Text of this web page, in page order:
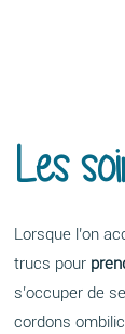
Les
Lorsque l’on
trucs pour
s’occuper de
cordons